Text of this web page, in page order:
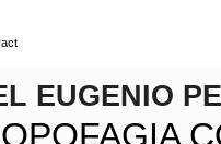
EUGENIO